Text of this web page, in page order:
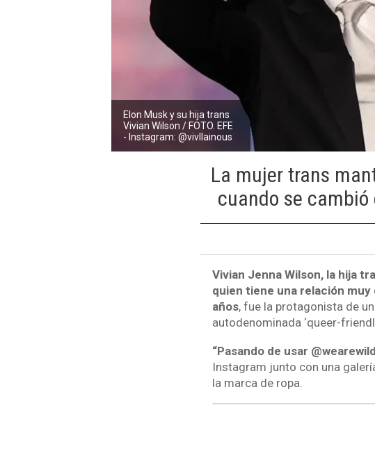
Elon Musk y su hija trans
Vivian Wilson / FOTO. EFE
- Instagram: @vivllainous
La mujer trans
cuando se
Vivian Jenna Wilson, la hija
quien tiene una relación
años, fue la protagonista de
autodenominada ‘queer-
“Pasando de usar
Instagram junto con una
la marca de ropa.